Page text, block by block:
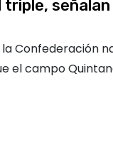
Confederación
el campo